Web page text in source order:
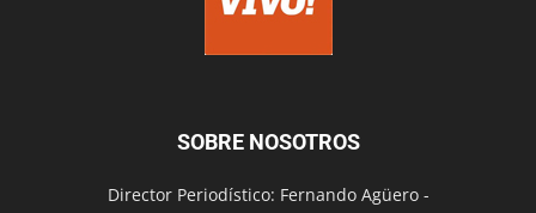
SOBRE NOSOTROS
Director Periodístico: Fernando Agüero -